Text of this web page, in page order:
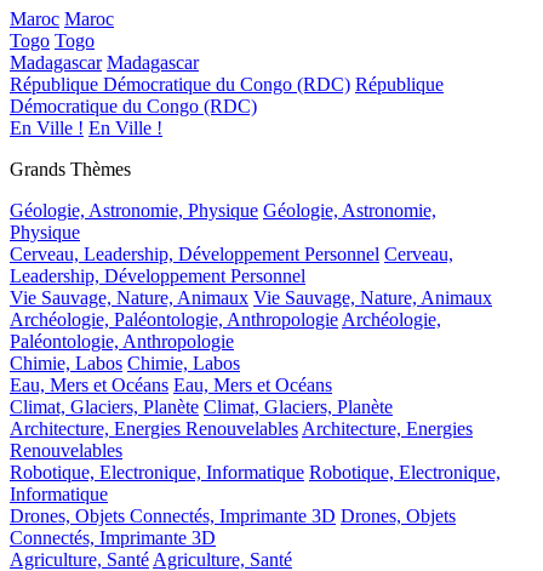
Maroc Maroc
Togo Togo
Madagascar Madagascar
République Démocratique du Congo (RDC) République
Démocratique du Congo (RDC)
En Ville ! En Ville !
Grands Thèmes
Géologie, Astronomie, Physique Géologie, Astronomie,
Physique
Cerveau, Leadership, Développement Personnel Cerveau,
Leadership, Développement Personnel
Vie Sauvage, Nature, Animaux Vie Sauvage, Nature, Animaux
Archéologie, Paléontologie, Anthropologie Archéologie,
Paléontologie, Anthropologie
Chimie, Labos Chimie, Labos
Eau, Mers et Océans Eau, Mers et Océans
Climat, Glaciers, Planète Climat, Glaciers, Planète
Architecture, Energies Renouvelables Architecture, Energies
Renouvelables
Robotique, Electronique, Informatique Robotique, Electronique,
Informatique
Drones, Objets Connectés, Imprimante 3D Drones, Objets
Connectés, Imprimante 3D
Agriculture, Santé Agriculture, Santé